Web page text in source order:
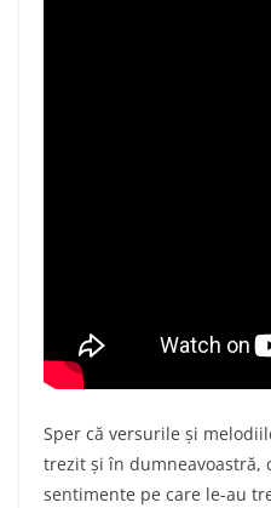
Sper că versurile și
trezit și în dumneavoastră,
sentimente pe care le-au